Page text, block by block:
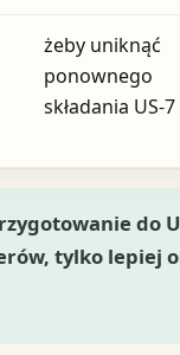
żeby uniknąć
ponownego
składania US-7
do
tylko lepiej